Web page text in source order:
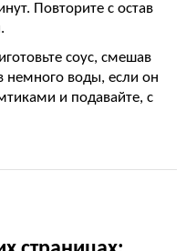
Повторите с остав
соус, смешав
немного воды, если он
и подавайте, с